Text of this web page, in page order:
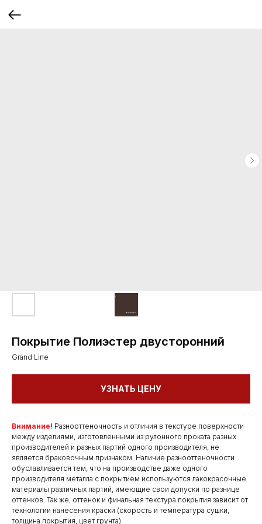
Покрытие Полиэстер двусторонний
Grand Line
УЗНАТЬ ЦЕНУ
Внимание! Разнооттеночность и отличия в текстуре поверхности
между изделиями, изготовленными из рулонного проката разных
производителей и разных партий одного производителя, не
является браковочным признаком. Наличие разнооттеночности
обуславливается тем, что на производстве даже одного
производителя металла с покрытием используются лакокрасочные
материалы различных партий, имеющие свои допуски по разнице
оттенков. Так же, оттенок и финальная текстура покрытия зависит от
технологии нанесения краски (скорость и температура сушки,
толщина покрытия, цвет грунта).